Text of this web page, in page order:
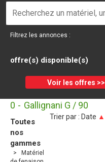
Filtrez les annonces :
offre(s) disponible(s)
Voir les offres >>
Toutes
nos
gammes
Matériel
0 Gallignani G / 90
Trier par : Date ▲